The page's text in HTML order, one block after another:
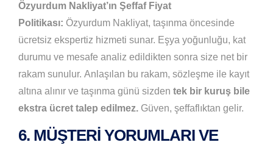
Özyurdum Nakliyat’ın Şeffaf Fiyat
Politikası: Özyurdum Nakliyat, taşınma öncesinde
ücretsiz ekspertiz hizmeti sunar. Eşya yoğunluğu, kat
durumu ve mesafe analiz edildikten sonra size net bir
rakam sunulur. Anlaşılan bu rakam, sözleşme ile kayıt
altına alınır ve taşınma günü sizden tek bir kuruş bile
ekstra ücret talep edilmez. Güven, şeffaflıktan gelir.
6. MÜŞTERI YORUMLARI VE